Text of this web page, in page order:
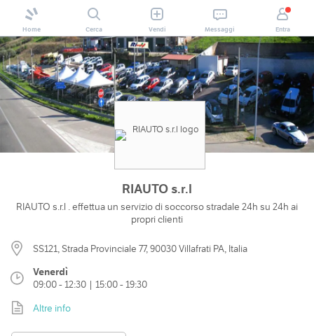
Home Cerca Vendi Messaggi Entra
RIAUTO s.r.l
RIAUTO s.r.l . effettua un servizio di soccorso stradale 24h su 24h ai
propri clienti
SS121, Strada Provinciale 77, 90030 Villafrati PA, Italia
Venerdì
09:00 - 12:30 | 15:00 - 19:30
Altre info